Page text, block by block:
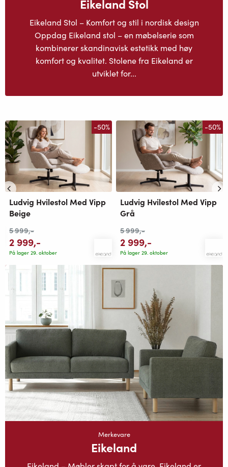
Eikeland Stol
Eikeland Stol – Komfort og stil i nordisk design
Oppdag Eikeland stol – en møbelserie som
kombinerer skandinavisk estetikk med høy
komfort og kvalitet. Stolene fra Eikeland er
utviklet for...
-50%
Ludvig Hvilestol Med Vipp
Beige
5 999,-
2 999,-
På lager 29. oktober
-50%
Ludvig Hvilestol Med Vipp
Grå
5 999,-
2 999,-
På lager 29. oktober
Merkevare
Eikeland